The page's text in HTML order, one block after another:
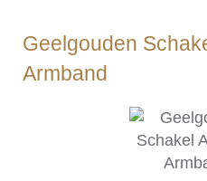
Geelgouden
Armband